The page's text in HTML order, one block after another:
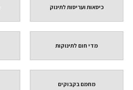
כיסאות ועריסות לתינוק
מדי חום לתינוקות
מחמם בקבוקים